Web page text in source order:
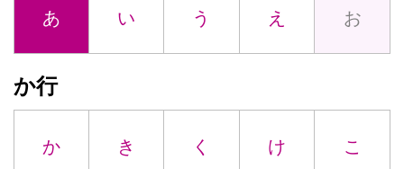
あ い う え お
か行
か き く け こ